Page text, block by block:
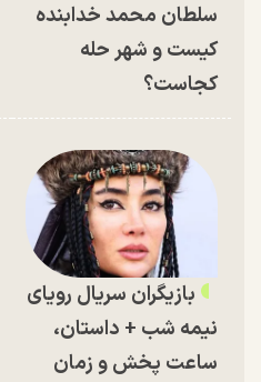
سلطان محمد خدابنده
کیست و شهر حله
کجاست؟
بازیگران سریال رویای
نیمه شب + داستان،
ساعت پخش و زمان